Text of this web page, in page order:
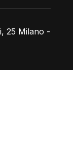
25 Milano -